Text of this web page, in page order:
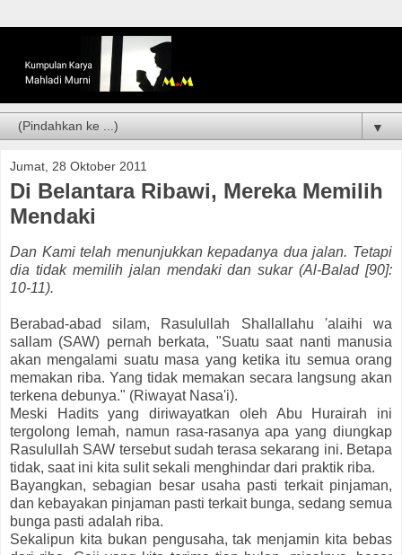
▼
Jumat, 28 Oktober 2011
Di Belantara Ribawi, Mereka Memilih
Mendaki
Dan Kami telah menunjukkan kepadanya dua jalan. Tetapi
dia tidak memilih jalan mendaki dan sukar (Al-Balad [90]:
10-11).
Berabad-abad silam, Rasulullah Shallallahu 'alaihi wa
sallam (SAW) pernah berkata, "Suatu saat nanti manusia
akan mengalami suatu masa yang ketika itu semua orang
memakan riba. Yang tidak memakan secara langsung akan
terkena debunya." (Riwayat Nasa'i).
Meski Hadits yang diriwayatkan oleh Abu Hurairah ini
tergolong lemah, namun rasa-rasanya apa yang diungkap
Rasulullah SAW tersebut sudah terasa sekarang ini. Betapa
tidak, saat ini kita sulit sekali menghindar dari praktik riba.
Bayangkan, sebagian besar usaha pasti terkait pinjaman,
dan kebayakan pinjaman pasti terkait bunga, sedang semua
bunga pasti adalah riba.
Sekalipun kita bukan pengusaha, tak menjamin kita bebas